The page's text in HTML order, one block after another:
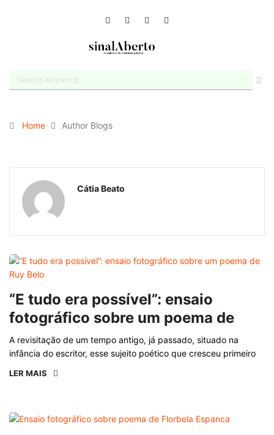
Home Author Blogs
Cátia Beato
“E tudo era possível”: ensaio
fotográfico sobre um poema de
A revisitação de um tempo antigo, já passado, situado na
infância do escritor, esse sujeito poético que cresceu primeiro
LER MAIS